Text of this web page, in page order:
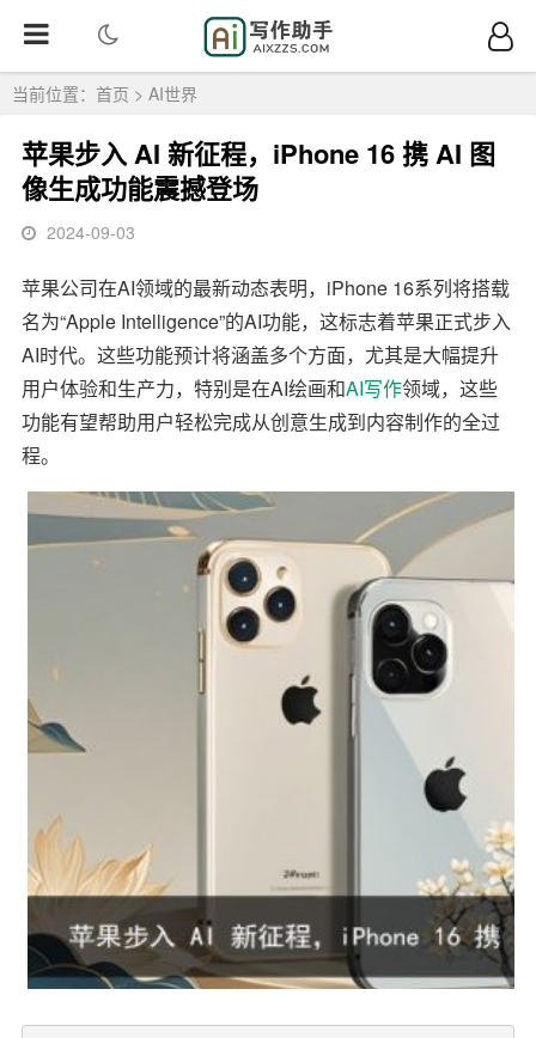
当前位置： 首页 > AI世界
苹果步入 AI 新征程，iPhone 16 携 AI 图
像生成功能震撼登场
2024-09-03
苹果公司在AI领域的最新动态表明，iPhone 16系列将搭载
名为“Apple Intelligence”的AI功能，这标志着苹果正式步入
AI时代。这些功能预计将涵盖多个方面，尤其是大幅提升
用户体验和生产力，特别是在AI绘画和AI写作领域，这些
功能有望帮助用户轻松完成从创意生成到内容制作的全过
程。